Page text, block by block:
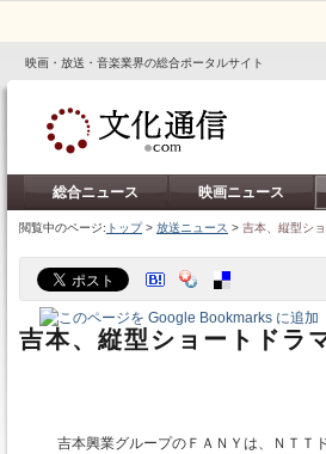
映画・放送・音楽業界の総合ポータルサイト
総合ニュース 映画ニュース
閲覧中のページ: トップ> 放送ニュース > 吉本、縦型シ
吉本、縦型ショートドラ
吉本興業グループのＦＡＮＹは、ＮＴ